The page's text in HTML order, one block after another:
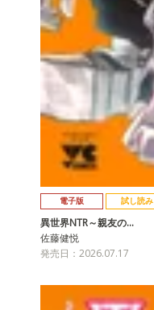
電子版 試し読み
異世界NTR～親友の…
佐藤健悦
発売日：2026.07.17